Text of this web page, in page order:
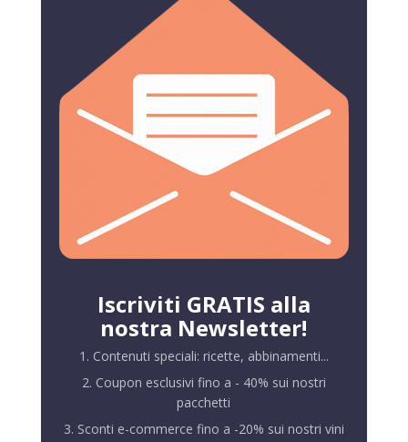
Iscriviti GRATIS alla
nostra Newsletter!
1. Contenuti speciali: ricette, abbinamenti...
2. Coupon esclusivi fino a - 40% sui nostri
pacchetti
3. Sconti e-commerce fino a -20% sui nostri vini